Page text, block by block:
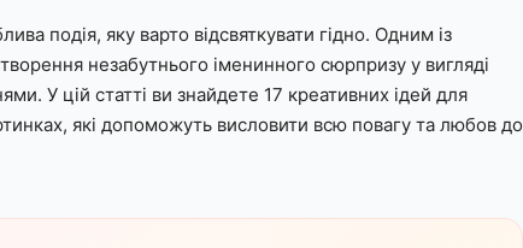
подія, яку варто відсвяткувати гідно. Одним із
незабутнього іменинного сюрпризу у вигляді
У цій статті ви знайдете 17 креативних ідей для
які допоможуть висловити всю повагу та любов до